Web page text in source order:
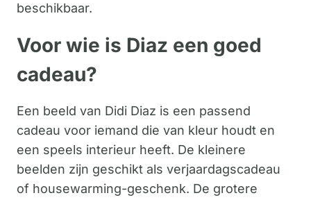
beschikbaar.
Voor wie is Diaz een goed
cadeau?
Een beeld van Didi Diaz is een passend
cadeau voor iemand die van kleur houdt en
een speels interieur heeft. De kleinere
beelden zijn geschikt als verjaardagscadeau
of housewarming-geschenk. De grotere